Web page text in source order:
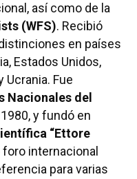
así como de la
(WFS). Recibió
en países
Estados Unidos,
Ucrania. Fue
Nacionales del
y fundó en
“Ettore
internacional
para varias